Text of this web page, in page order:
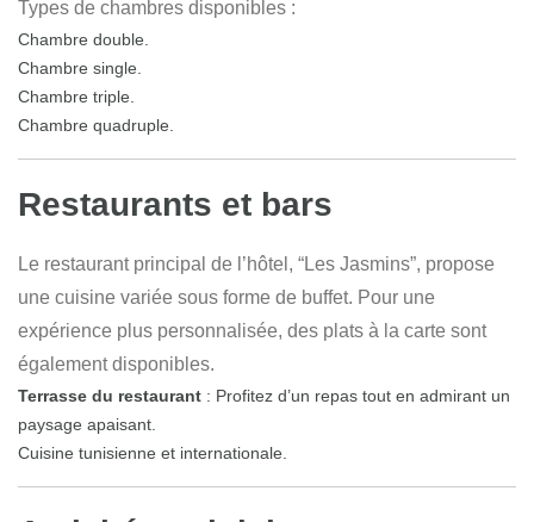
Types de chambres disponibles :
Chambre double.
Chambre single.
Chambre triple.
Chambre quadruple.
Restaurants et bars
Le restaurant principal de l’hôtel, “Les Jasmins”, propose
une cuisine variée sous forme de buffet. Pour une
expérience plus personnalisée, des plats à la carte sont
également disponibles.
Terrasse du restaurant : Profitez d’un repas tout en admirant un
paysage apaisant.
Cuisine tunisienne et internationale.